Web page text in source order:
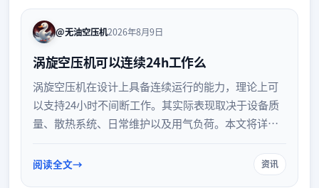
@无油空压机2026年8月9日
涡旋空压机可以连续24h工作么
涡旋空压机在设计上具备连续运行的能力，理论上可
以支持24小时不间断工作。其实际表现取决于设备质
量、散热系统、日常维护以及用气负荷。本文将详细
户更好地评估设备性能并延长使用寿命。
阅读全文 资讯